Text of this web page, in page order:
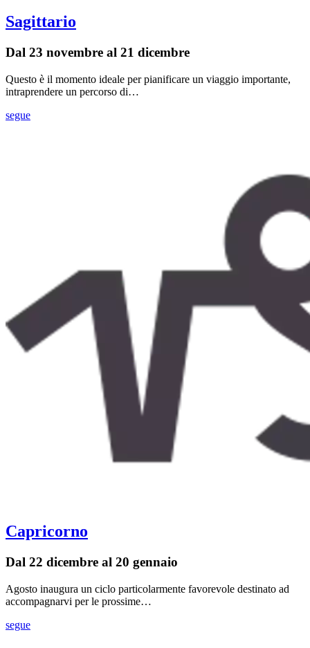
Sagittario
Dal 23 novembre al 21 dicembre
Questo è il momento ideale per pianificare un viaggio importante,
intraprendere un percorso di…
segue
Capricorno
Dal 22 dicembre al 20 gennaio
Agosto inaugura un ciclo particolarmente favorevole destinato ad
accompagnarvi per le prossime…
segue